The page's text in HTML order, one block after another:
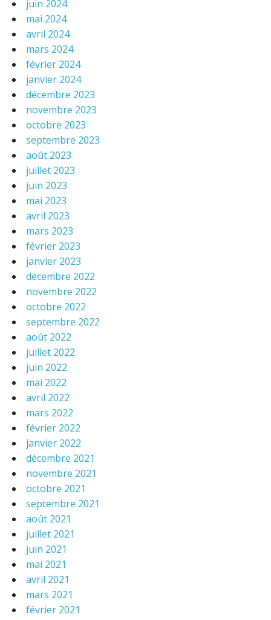
juin 2024
mai 2024
avril 2024
mars 2024
février 2024
janvier 2024
décembre 2023
novembre 2023
octobre 2023
septembre 2023
août 2023
juillet 2023
juin 2023
mai 2023
avril 2023
mars 2023
février 2023
janvier 2023
décembre 2022
novembre 2022
octobre 2022
septembre 2022
août 2022
juillet 2022
juin 2022
mai 2022
avril 2022
mars 2022
février 2022
janvier 2022
décembre 2021
novembre 2021
octobre 2021
septembre 2021
août 2021
juillet 2021
juin 2021
mai 2021
avril 2021
mars 2021
février 2021